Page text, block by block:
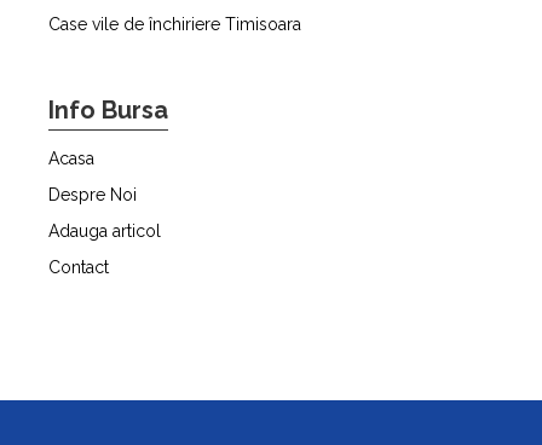
Case vile de închiriere Timisoara
Info Bursa
Acasa
Despre Noi
Adauga articol
Contact